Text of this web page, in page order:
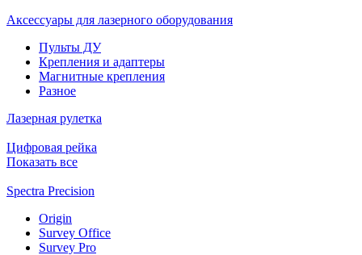
Аксессуары для лазерного оборудования
Пульты ДУ
Крепления и адаптеры
Магнитные крепления
Разное
Лазерная рулетка
Цифровая рейка
Показать все
Spectra Precision
Origin
Survey Office
Survey Pro